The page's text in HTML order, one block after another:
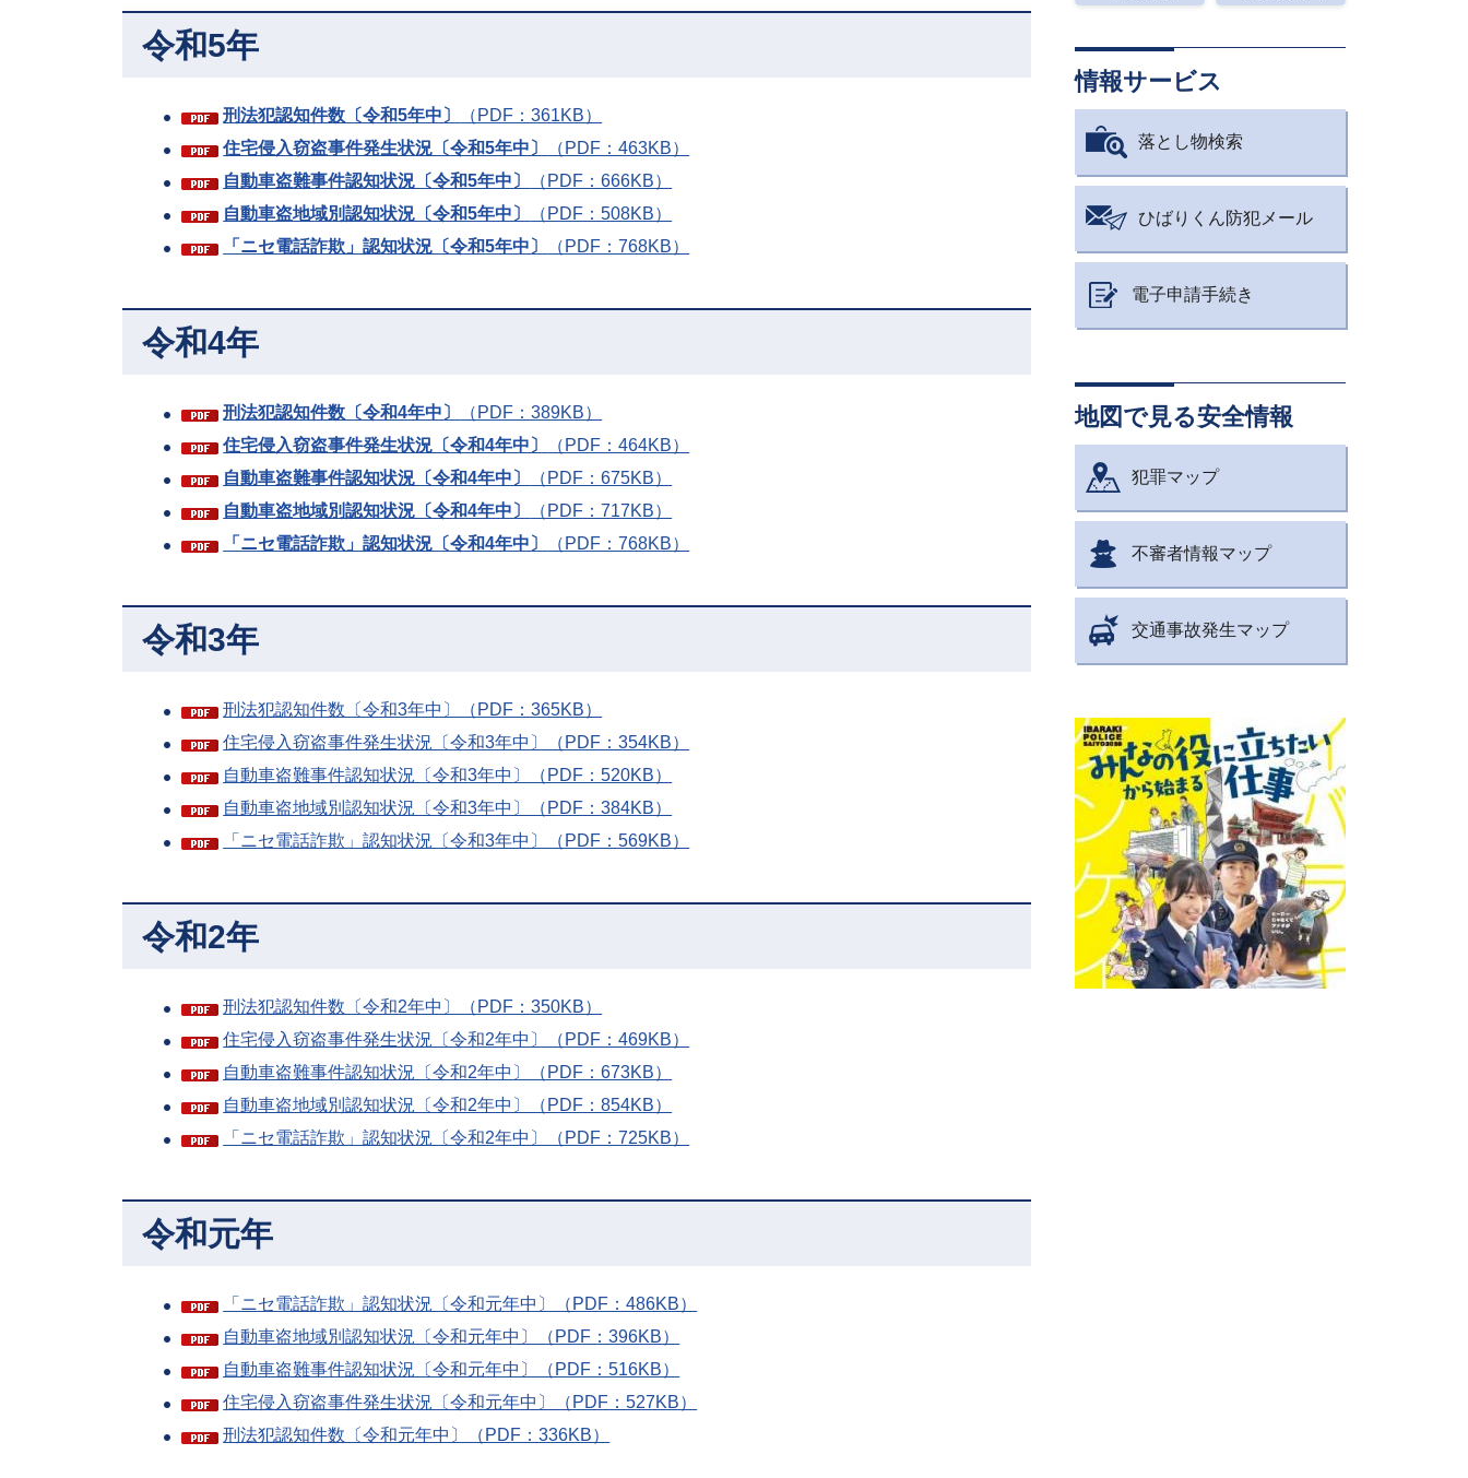
令和5年
刑法犯認知件数〔令和5年中〕
（PDF：361KB）
住宅侵入窃盗事件発生状況〔令和5年中〕
（PDF：463KB）
自動車盗難事件認知状況〔令和5年中〕
（PDF：666KB）
自動車盗地域別認知状況〔令和5年中〕
（PDF：508KB）
「ニセ電話詐欺」認知状況〔令和5年中〕
（PDF：768KB）
令和4年
刑法犯認知件数〔令和4年中〕
（PDF：389KB）
住宅侵入窃盗事件発生状況〔令和4年中〕
（PDF：464KB）
自動車盗難事件認知状況〔令和4年中〕
（PDF：675KB）
自動車盗地域別認知状況〔令和4年中〕
（PDF：717KB）
「ニセ電話詐欺」認知状況〔令和4年中〕
（PDF：768KB）
令和3年
刑法犯認知件数〔令和3年中〕（PDF：365KB）
住宅侵入窃盗事件発生状況〔令和3年中〕（PDF：354KB）
自動車盗難事件認知状況〔令和3年中〕（PDF：520KB）
自動車盗地域別認知状況〔令和3年中〕（PDF：384KB）
「ニセ電話詐欺」認知状況〔令和3年中〕（PDF：569KB）
令和2年
刑法犯認知件数〔令和2年中〕（PDF：350KB）
住宅侵入窃盗事件発生状況〔令和2年中〕（PDF：469KB）
自動車盗難事件認知状況〔令和2年中〕（PDF：673KB）
自動車盗地域別認知状況〔令和2年中〕（PDF：854KB）
「ニセ電話詐欺」認知状況〔令和2年中〕（PDF：725KB）
令和元年
「ニセ電話詐欺」認知状況〔令和元年中〕（PDF：486KB）
自動車盗地域別認知状況〔令和元年中〕（PDF：396KB）
自動車盗難事件認知状況〔令和元年中〕（PDF：516KB）
住宅侵入窃盗事件発生状況〔令和元年中〕（PDF：527KB）
刑法犯認知件数〔令和元年中〕（PDF：336KB）
情報サービス
落とし物検索
ひばりくん防犯メール
電子申請手続き
地図で見る安全情報
犯罪マップ
不審者情報マップ
交通事故発生マップ